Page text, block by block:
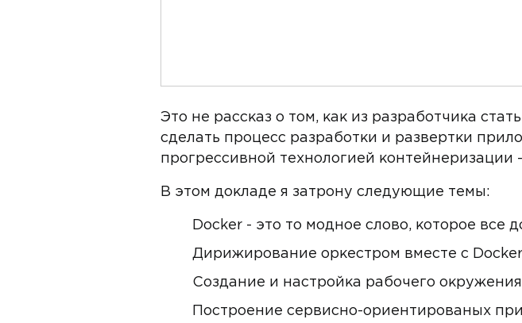
Это не рассказ о том, как из разработчика
сделать процесс разработки и развертки
прогрессивной технологией контейнеризации
В этом докладе я затрону следующие темы:
Docker - это то модное слово, которое все
Дирижирование оркестром вместе с
Создание и настройка рабочего
Построение сервисно-ориентированых